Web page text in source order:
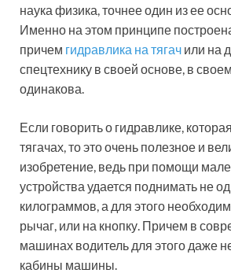
наука физика, точнее один из ее
Именно на этом принципе
причем гидравлика на тягач или на
спецтехнику в своей основе, в
одинакова.
Если говорить о гидравлике,
тягачах, то это очень полезное и
изобретение, ведь при помощи
устройства удается поднимать не
килограммов, а для этого
рычаг, или на кнопку. Причем в
машинах водитель для этого даже
кабины машины.